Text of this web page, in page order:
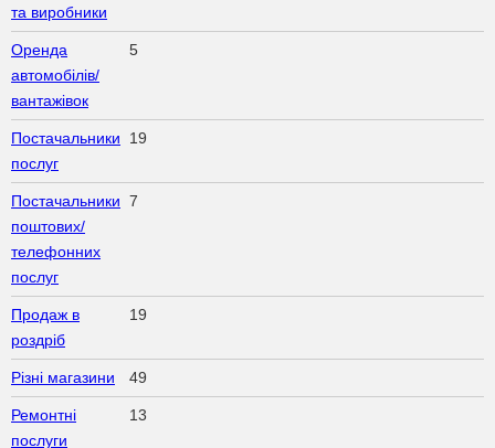
та виробники
Оренда
автомобілів/
вантажівок
5
Постачальники
послуг
19
Постачальники
поштових/
телефонних
послуг
7
Продаж в
роздріб
19
Різні магазини 49
Ремонтні
послуги
13